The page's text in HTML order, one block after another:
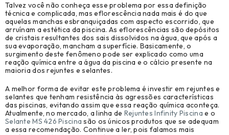
Talvez você não conheça esse problema por essa definição
técnica e complicada, mas eflorescência nada mais é do que
aquelas manchas esbranquiçadas com aspecto escorrido, que
arruínam a estética da piscina. As eflorescências são depósitos
de cristais resultantes dos sais dissolvidos na água, que após a
sua evaporação, mancham a superfície. Basicamente, o
surgimento deste fenômeno pode ser explicado como uma
reação química entre a água da piscina e o cálcio presente na
maioria dos rejuntes e selantes.
A melhor forma de evitar este problema é investir em rejuntes e
selantes que tenham resistência às agressões características
das piscinas, evitando assim que essa reação química aconteça.
Atualmente, no mercado, a linha de Rejuntes Infinity Piscina e o
Selante MS 426 Piscina são os únicos produtos que se adequam
a essa recomendação. Continue a ler, pois falamos mais